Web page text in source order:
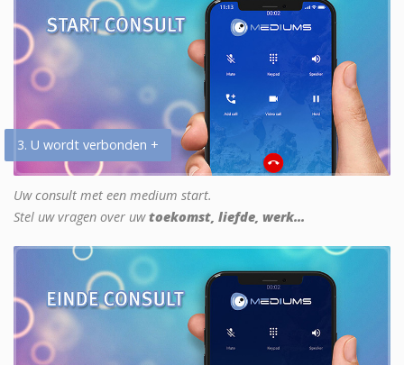
3. U wordt verbonden +
Uw consult met een medium start.
Stel uw vragen over uwtoekomst, liefde, werk...